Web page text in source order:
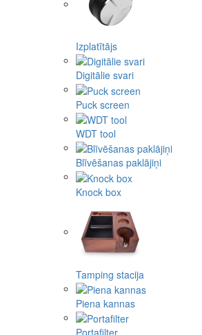
Izplatītājs
Digitālie svari
Puck screen
WDT tool
Blīvēšanas paklājiņi
Knock box
Tamping stacija
Piena kannas